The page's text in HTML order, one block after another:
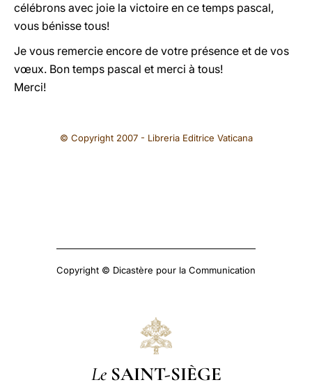
célébrons avec joie la victoire en ce temps pascal,
vous bénisse tous!
Je vous remercie encore de votre présence et de vos
vœux. Bon temps pascal et merci à tous!
Merci!
© Copyright 2007 - Libreria Editrice Vaticana
Copyright © Dicastère pour la Communication
Le SAINT-SIÈGE